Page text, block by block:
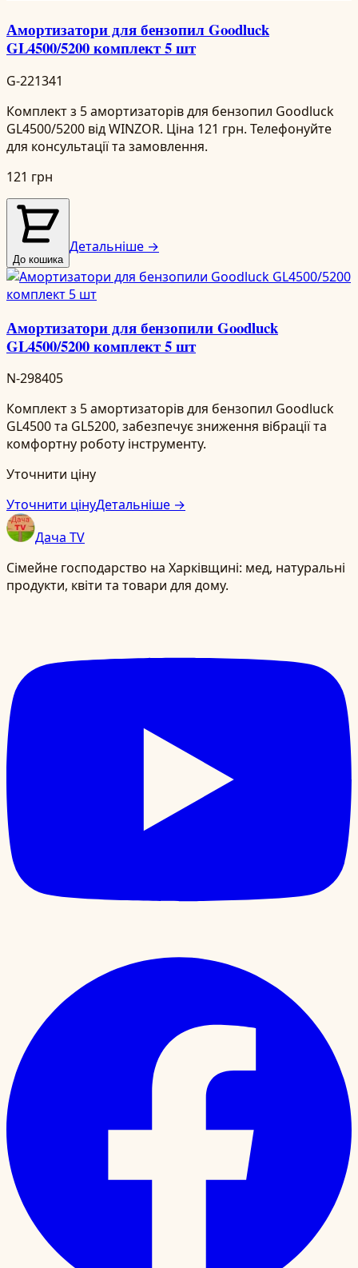
Амортизатори для бензопил Goodluck
GL4500/5200 комплект 5 шт
G-221341
Комплект з 5 амортизаторів для бензопил Goodluck
GL4500/5200 від WINZOR. Ціна 121 грн. Телефонуйте
для консультації та замовлення.
121 грн
До кошика
Детальніше →
Амортизатори для бензопили Goodluck
GL4500/5200 комплект 5 шт
N-298405
Комплект з 5 амортизаторів для бензопил Goodluck
GL4500 та GL5200, забезпечує зниження вібрації та
комфортну роботу інструменту.
Уточнити ціну
Уточнити цінуДетальніше →
Дача TV
Сімейне господарство на Харківщині: мед, натуральні
продукти, квіти та товари для дому.